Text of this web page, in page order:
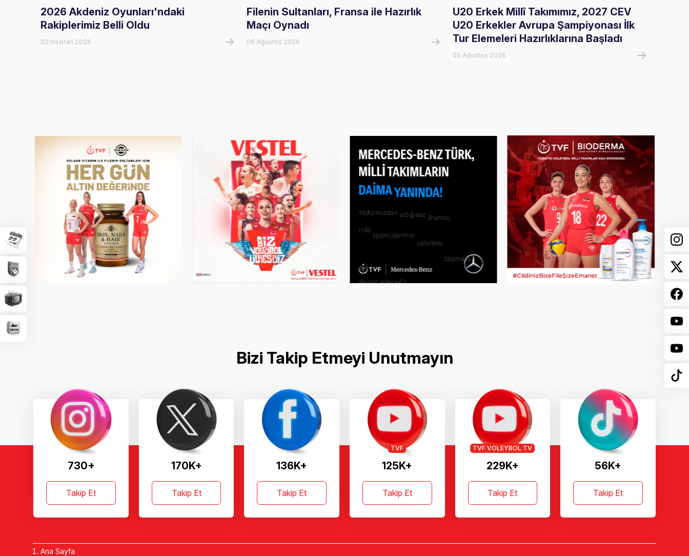
2026 Akdeniz Oyunları'ndaki
Rakiplerimiz Belli Oldu
02 Haziran 2026
Filenin Sultanları, Fransa ile Hazırlık
Maçı Oynadı
06 Ağustos 2026
U20 Erkek Millî Takımımız, 2027 CEV
U20 Erkekler Avrupa Şampiyonası İlk
Tur Elemeleri Hazırlıklarına Başladı
05 Ağustos 2026
Bizi Takip Etmeyi Unutmayın
730+
Takip Et
170K+
Takip Et
136K+
Takip Et
125K+
TVF
Takip Et
229K+
TVF VOLEYBOL TV
Takip Et
56K+
Takip Et
Ana Sayfa